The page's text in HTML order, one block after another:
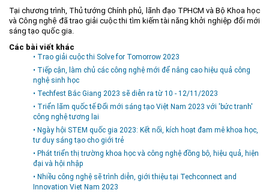
Tại chương trình, Thủ tướng Chính phủ, lãnh đạo TPHCM và Bộ Khoa học
và Công nghệ đã trao giải cuộc thi tìm kiếm tài năng khởi nghiệp đổi mới
sáng tạo quốc gia.
Các bài viết khác
• Trao giải cuộc thi Solve for Tomorrow 2023
• Tiếp cận, làm chủ các công nghệ mới để nâng cao hiệu quả công
nghệ sinh học
• Techfest Bắc Giang 2023 sẽ diễn ra từ 10 - 12/11/2023
• Triển lãm quốc tế Đổi mới sáng tạo Việt Nam 2023 với 'bức tranh'
công nghệ tương lai
• Ngày hội STEM quốc gia 2023: Kết nối, kích hoạt đam mê khoa học,
tư duy sáng tạo cho giới trẻ
• Phát triển thị trường khoa học và công nghệ đồng bộ, hiệu quả, hiện
đại và hội nhập
• Nhiều công nghệ sẽ trình diễn, giới thiệu tại Techconnect and
Innovation Viet Nam 2023